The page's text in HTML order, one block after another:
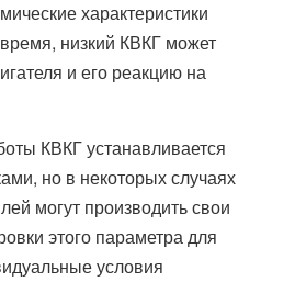
характеристики
низкий КВКГ может
и его реакцию на
КВКГ устанавливается
но в некоторых случаях
могут производить свои
этого параметра для
условия